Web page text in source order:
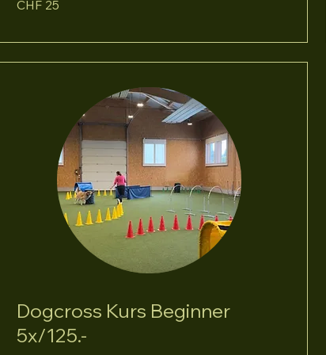
Schweizer
CHF 25
Dogcross Kurs Beginner
5x/125.-